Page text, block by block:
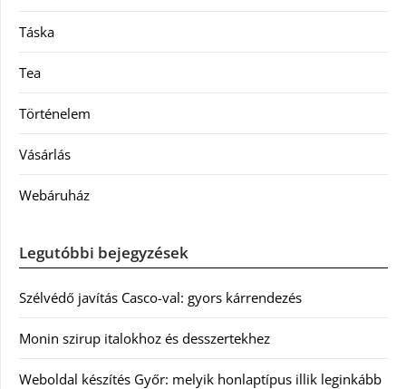
Táska
Tea
Történelem
Vásárlás
Webáruház
Legutóbbi bejegyzések
Szélvédő javítás Casco-val: gyors kárrendezés
Monin szirup italokhoz és desszertekhez
Weboldal készítés Győr: melyik honlaptípus illik leginkább